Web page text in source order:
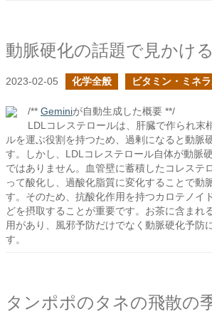
2023-02-05 化学全般 ビタミン・ミネ
/** Geminiが自動生成した概要 **/
LDLコレステロールは、肝臓で作られ末
ルを運ぶ役割を持つため、過剰になると動脈
す。しかし、LDLコレステロール自体が動脈
ではありません。血管壁に蓄積したコレステ
って酸化し、過酸化脂質に変化することで動
す。そのため、抗酸化作用を持つカロテノイ
どを摂取することが重要です。お茶に含まれ
用があり、風邪予防だけでなく動脈硬化予防
す。
タンポポのタネの飛散の